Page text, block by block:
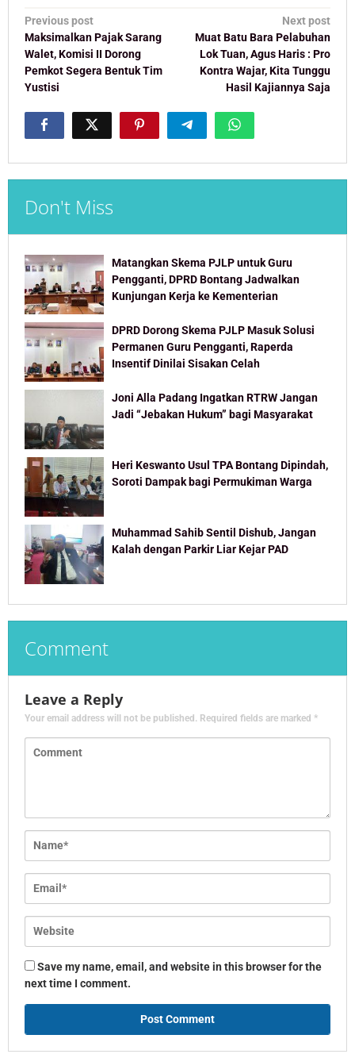
Post
navigation
Previous post
Maksimalkan Pajak Sarang
Walet, Komisi II Dorong
Pemkot Segera Bentuk Tim
Yustisi
Next post
Muat Batu Bara Pelabuhan
Lok Tuan, Agus Haris : Pro
Kontra Wajar, Kita Tunggu
Hasil Kajiannya Saja
Don't Miss
Matangkan Skema PJLP untuk Guru
Pengganti, DPRD Bontang Jadwalkan
Kunjungan Kerja ke Kementerian
DPRD Dorong Skema PJLP Masuk Solusi
Permanen Guru Pengganti, Raperda
Insentif Dinilai Sisakan Celah
Joni Alla Padang Ingatkan RTRW Jangan
Jadi “Jebakan Hukum” bagi Masyarakat
Heri Keswanto Usul TPA Bontang Dipindah,
Soroti Dampak bagi Permukiman Warga
Muhammad Sahib Sentil Dishub, Jangan
Kalah dengan Parkir Liar Kejar PAD
Comment
Leave a Reply
Your email address will not be published. Required fields are marked *
Save my name, email, and website in this browser for the
next time I comment.